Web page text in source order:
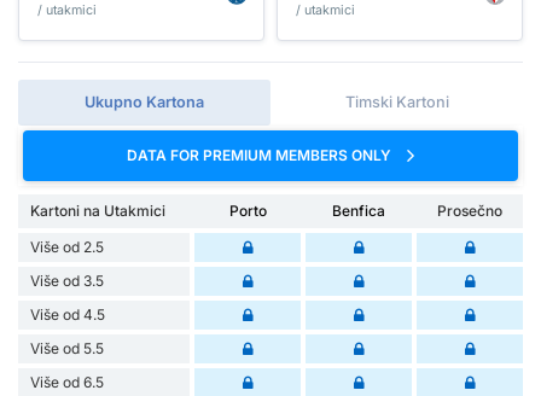
/ utakmici / utakmici
Ukupno Kartona Timski Kartoni
DATA FOR PREMIUM MEMBERS ONLY
Kartoni na Utakmici Porto Benfica
Prosečno
Više od 2.5
Više od 3.5
Više od 4.5
Više od 5.5
Više od 6.5